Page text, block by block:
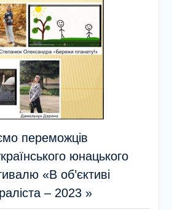
переможців
юнацького
«В об’єктиві
– 2023 »